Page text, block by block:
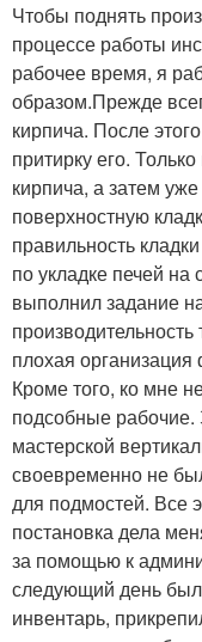
Чтобы поднять
процессе работы
рабочее время, я
образом.Прежде
кирпича. После
притирку его.
кирпича, а затем
поверхностную
правильность
по укладке печей на
выполнил задание
плохая
Кроме того, ко мне
подсобные
мастерской
своевременно не
для подмостей. Все
постановка дела
за помощью к
следующий день
инвентарь,